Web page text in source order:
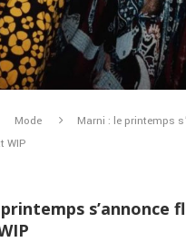
Mode
Marni : le printemps
WIP
s’annonce